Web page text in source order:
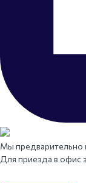
Мы предварительно
Для приезда в офис